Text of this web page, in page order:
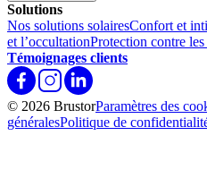
Solutions
Nos solutions solairesConfort et
et l’occultationProtection contre les
Témoignages clients
© 2026 BrustorParamètres des
généralesPolitique de